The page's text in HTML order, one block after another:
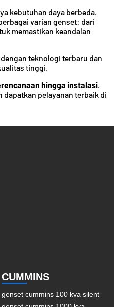
kebutuhan daya berbeda.
varian genset: dari
memastikan keandalan
teknologi terbaru dan
tinggi.
hingga instalasi
pelayanan terbaik di
CUMMINS
genset cummins 100 kva silent